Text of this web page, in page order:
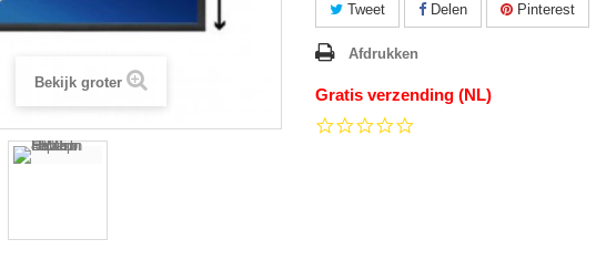
Bekijk groter
Tweet Delen Pinterest
Afdrukken
Gratis verzending (NL)